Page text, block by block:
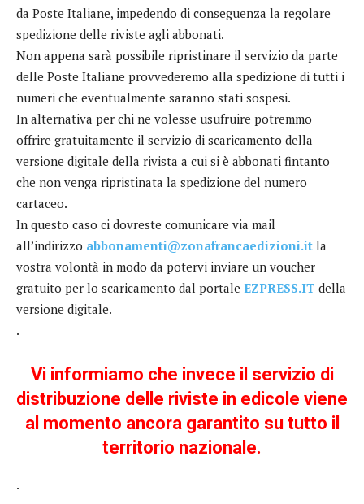
da Poste Italiane, impedendo di conseguenza la regolare
spedizione delle riviste agli abbonati.
Non appena sarà possibile ripristinare il servizio da parte
delle Poste Italiane provvederemo alla spedizione di tutti i
numeri che eventualmente saranno stati sospesi.
In alternativa per chi ne volesse usufruire potremmo
offrire gratuitamente il servizio di scaricamento della
versione digitale della rivista a cui si è abbonati fintanto
che non venga ripristinata la spedizione del numero
cartaceo.
In questo caso ci dovreste comunicare via mail
all’indirizzo abbonamenti@zonafrancaedizioni.it la
vostra volontà in modo da potervi inviare un voucher
gratuito per lo scaricamento dal portale EZPRESS.IT della
versione digitale.
.
Vi informiamo che invece il servizio di
distribuzione delle riviste in edicole viene
al momento ancora garantito su tutto il
territorio nazionale.
.